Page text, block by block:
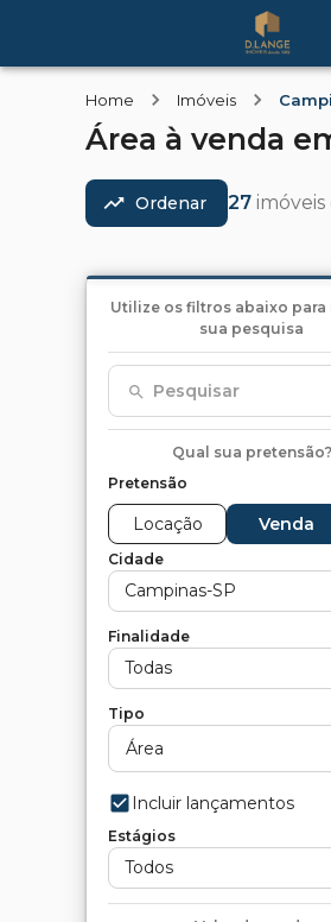
Home Imóveis
Área à venda
Ordenar 27
Utilize os filtros abaixo para
sua pesquisa
Pesquisar
Qual sua pretensão?
Pretensão
Locação Venda
Cidade
Campinas-SP
Finalidade
Todas
Tipo
Área
Incluir lançamentos
Estágios
Todos